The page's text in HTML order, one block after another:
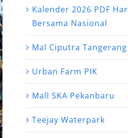
Kalender 2026 PDF
Bersama Nasional
Mal Ciputra Tangerang
Urban Farm PIK
Mall SKA Pekanbaru
Teejay Waterpark